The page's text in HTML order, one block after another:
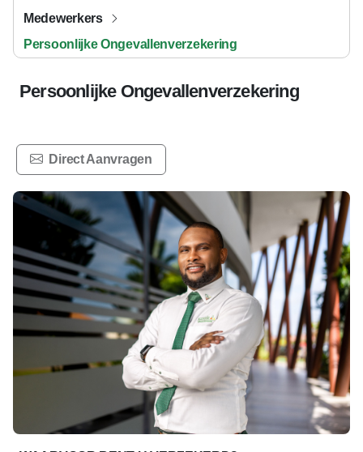
Medewerkers
Persoonlijke Ongevallenverzekering
Persoonlijke Ongevallenverzekering
Direct Aanvragen